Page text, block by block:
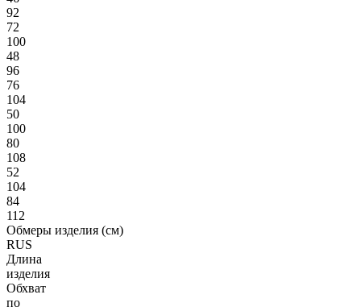
92
72
100
48
96
76
104
50
100
80
108
52
104
84
112
Обмеры изделия (см)
RUS
Длина
изделия
Обхват
по